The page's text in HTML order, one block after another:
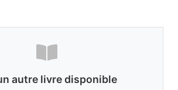
autre livre disponible